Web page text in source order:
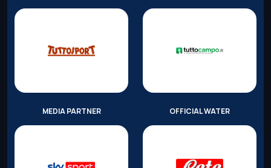
MEDIA PARTNER OFFICIAL WATER